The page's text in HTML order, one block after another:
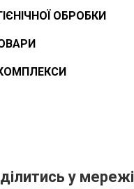
ОБРОБКИ
у мережі